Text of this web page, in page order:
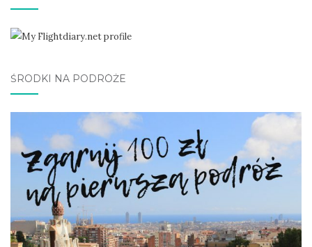
ŚRODKI NA PODRÓŻE